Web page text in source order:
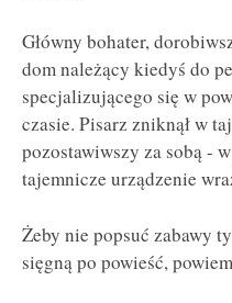
Główny bohater,
dom należący kiedyś do
specjalizującego się w
czasie. Pisarz zniknął w
pozostawiwszy za sobą -
tajemnicze urządzenie
Żeby nie popsuć zabawy
sięgną po powieść,